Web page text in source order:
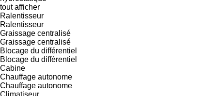
tout afficher
Ralentisseur
Ralentisseur
Graissage centralisé
Graissage centralisé
Blocage du différentiel
Blocage du différentiel
Cabine
Chauffage autonome
Chauffage autonome
Climatiseur